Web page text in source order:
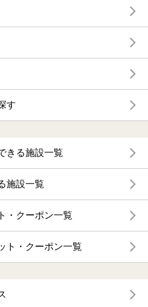
す
きる施設一覧
施設一覧
・クーポン一覧
ト・クーポン一覧